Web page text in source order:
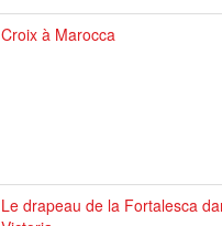
Croix à Marocca
Le drapeau de la Fortalesca